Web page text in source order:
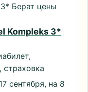
Берат цены
Kompleks 3*
страховка
сентября, на 8